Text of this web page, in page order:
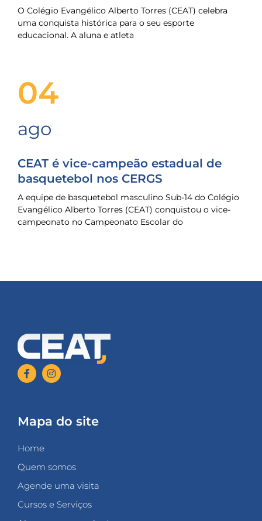
O Colégio Evangélico Alberto Torres (CEAT) celebra
uma conquista histórica para o seu esporte
educacional. A aluna e atleta
04
ago
CEAT é vice-campeão estadual de
basquetebol nos CERGS
A equipe de basquetebol masculino Sub-14 do Colégio
Evangélico Alberto Torres (CEAT) conquistou o vice-
campeonato no Campeonato Escolar do
Mapa do site
Home
Quem somos
Agende uma visita
Cursos e Serviços